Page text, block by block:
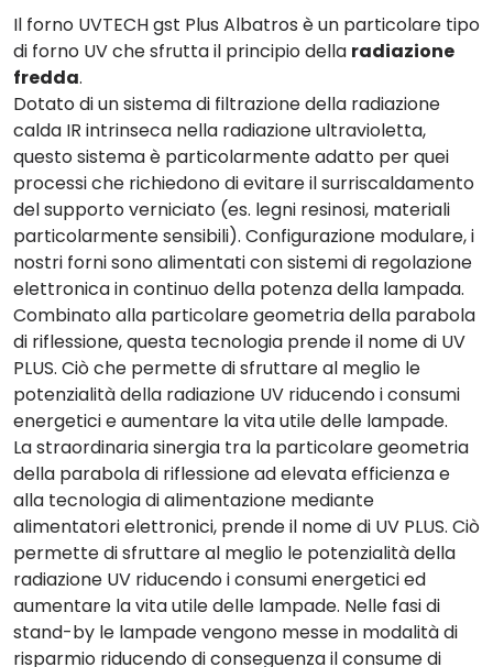
Il forno UVTECH gst Plus Albatros è un particolare tipo
di forno UV che sfrutta il principio della radiazione
fredda.
Dotato di un sistema di filtrazione della radiazione
calda IR intrinseca nella radiazione ultravioletta,
questo sistema è particolarmente adatto per quei
processi che richiedono di evitare il surriscaldamento
del supporto verniciato (es. legni resinosi, materiali
particolarmente sensibili). Configurazione modulare, i
nostri forni sono alimentati con sistemi di regolazione
elettronica in continuo della potenza della lampada.
Combinato alla particolare geometria della parabola
di riflessione, questa tecnologia prende il nome di UV
PLUS. Ciò che permette di sfruttare al meglio le
potenzialità della radiazione UV riducendo i consumi
energetici e aumentare la vita utile delle lampade.
La straordinaria sinergia tra la particolare geometria
della parabola di riflessione ad elevata efficienza e
alla tecnologia di alimentazione mediante
alimentatori elettronici, prende il nome di UV PLUS. Ciò
permette di sfruttare al meglio le potenzialità della
radiazione UV riducendo i consumi energetici ed
aumentare la vita utile delle lampade. Nelle fasi di
stand-by le lampade vengono messe in modalità di
risparmio riducendo di conseguenza il consume di